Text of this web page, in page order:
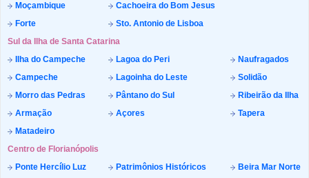
Moçambique
Cachoeira do Bom Jesus
Forte
Sto. Antonio de Lisboa
Sul da Ilha de Santa Catarina
Ilha do Campeche
Lagoa do Peri
Naufragados
Campeche
Lagoinha do Leste
Solidão
Morro das Pedras
Pântano do Sul
Ribeirão da Ilha
Armação
Açores
Tapera
Matadeiro
Centro de Florianópolis
Ponte Hercílio Luz
Patrimônios Históricos
Beira Mar Norte